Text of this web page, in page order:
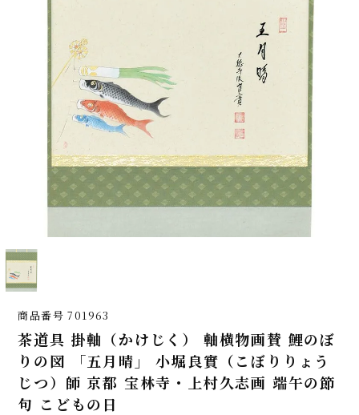
商品番号 701963
茶道具 掛軸（かけじく） 軸横物画賛 鯉のぼ
りの図 「五月晴」 小堀良實（こぼりりょう
じつ）師 京都 宝林寺・上村久志画 端午の節
句 こどもの日